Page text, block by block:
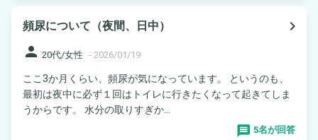
頻尿について（夜間、日中）
navigate_next
person 20代/女性 - 2026/01/19
ここ3か月くらい、頻尿が気になっています。 というのも、
最初は夜中に必ず１回はトイレに行きたくなって起きてしま
うからです。 水分の取りすぎか...
5名が回答